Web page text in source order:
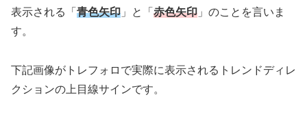
表示される「 青色矢印 」と「 赤色矢印 」のことを言いま
す。
下記画像がトレフォロで実際に表示されるトレンドディレ
クションの上目線サインです。